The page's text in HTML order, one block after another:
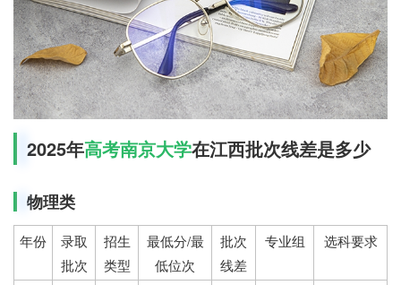
2025年高考南京大学在江西批次线差是多少
物理类
年份
录取
批次
招生
类型
最低分/最
低位次
批次
线差
专业组 选科要求